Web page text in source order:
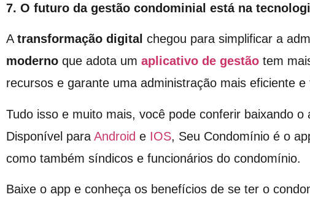
7. O futuro da gestão condominial está na
A transformação digital chegou para simplificar a
moderno que adota um aplicativo de gestão tem
recursos e garante uma administração mais eficiente e
Tudo isso e muito mais, você pode conferir baixando o
Disponível para Android e IOS, Seu Condomínio é o
como também síndicos e funcionários do condomínio.
Baixe o app e conheça os benefícios de se ter o